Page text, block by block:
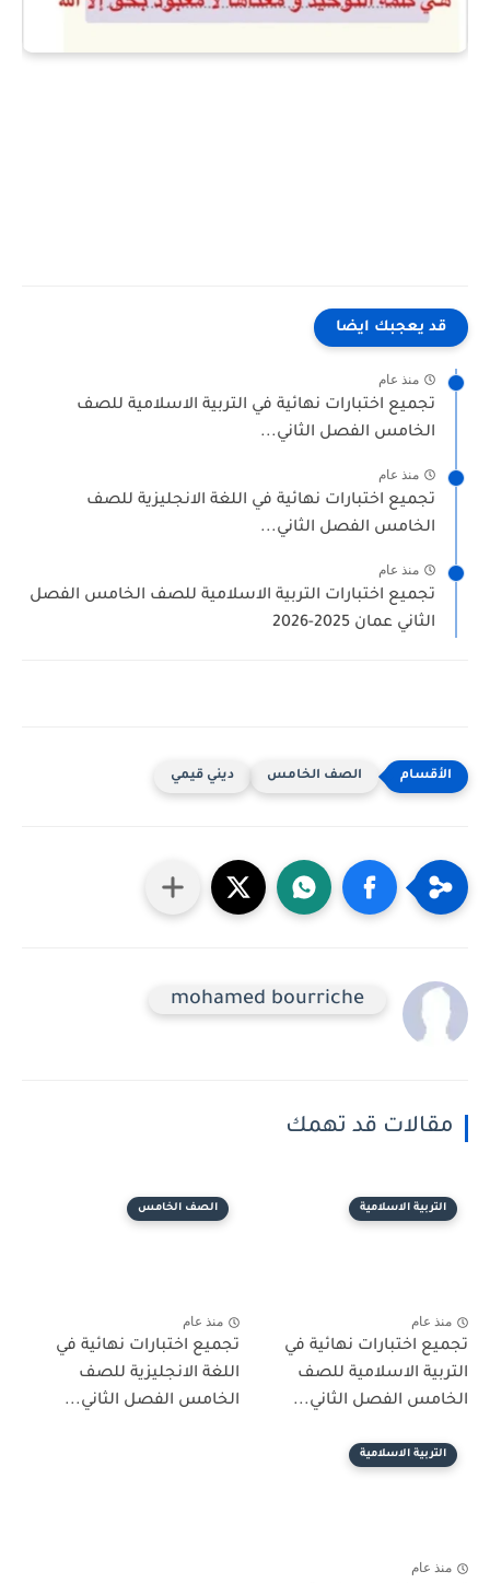
قد يعجبك ايضا
منذ عام
تجميع اختبارات نهائية في التربية الاسلامية للصف
الخامس الفصل الثاني...
منذ عام
تجميع اختبارات نهائية في اللغة الانجليزية للصف
الخامس الفصل الثاني...
منذ عام
تجميع اختبارات التربية الاسلامية للصف الخامس الفصل
الثاني عمان 2025-2026
الصف الخامس ديني قيمي
mohamed bourriche
مقالات قد تهمك
التربية الاسلامية
منذ عام
تجميع اختبارات نهائية في
التربية الاسلامية للصف
الخامس الفصل الثاني...
الصف الخامس
منذ عام
تجميع اختبارات نهائية في
اللغة الانجليزية للصف
الخامس الفصل الثاني...
التربية الاسلامية
منذ عام